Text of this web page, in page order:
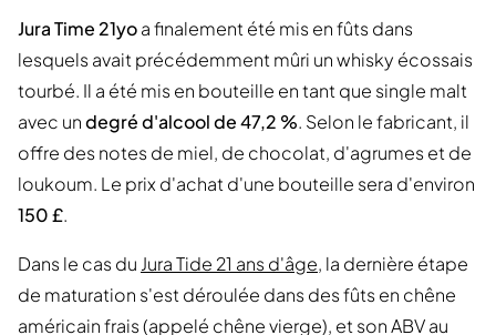
Jura Time 21yoa finalement été mis en fûts dans
lesquels avait précédemment mûri un whisky écossais
tourbé. Il a été mis en bouteille en tant que single malt
avec undegré d'alcool de 47,2 %. Selon le fabricant, il
offre des notes de miel, de chocolat, d'agrumes et de
loukoum. Le prix d'achat d'une bouteille sera d'environ
150 £.
Dans le cas du Jura Tide 21 ans d'âge, la dernière étape
de maturation s'est déroulée dans des fûts en chêne
américain frais (appelé chêne vierge), et son ABV au